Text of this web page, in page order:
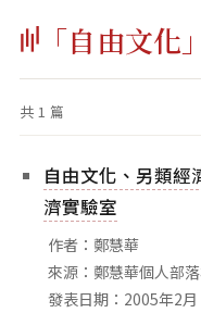
字:
藝術家
創作類型
專題
索引
關鍵字
標籤雲
相關網站
「自由文化」
共 1 篇
自由文化、另類經
濟實驗室
作者：鄭慧華
來源：鄭慧華個人部
發表日期：2005年2月